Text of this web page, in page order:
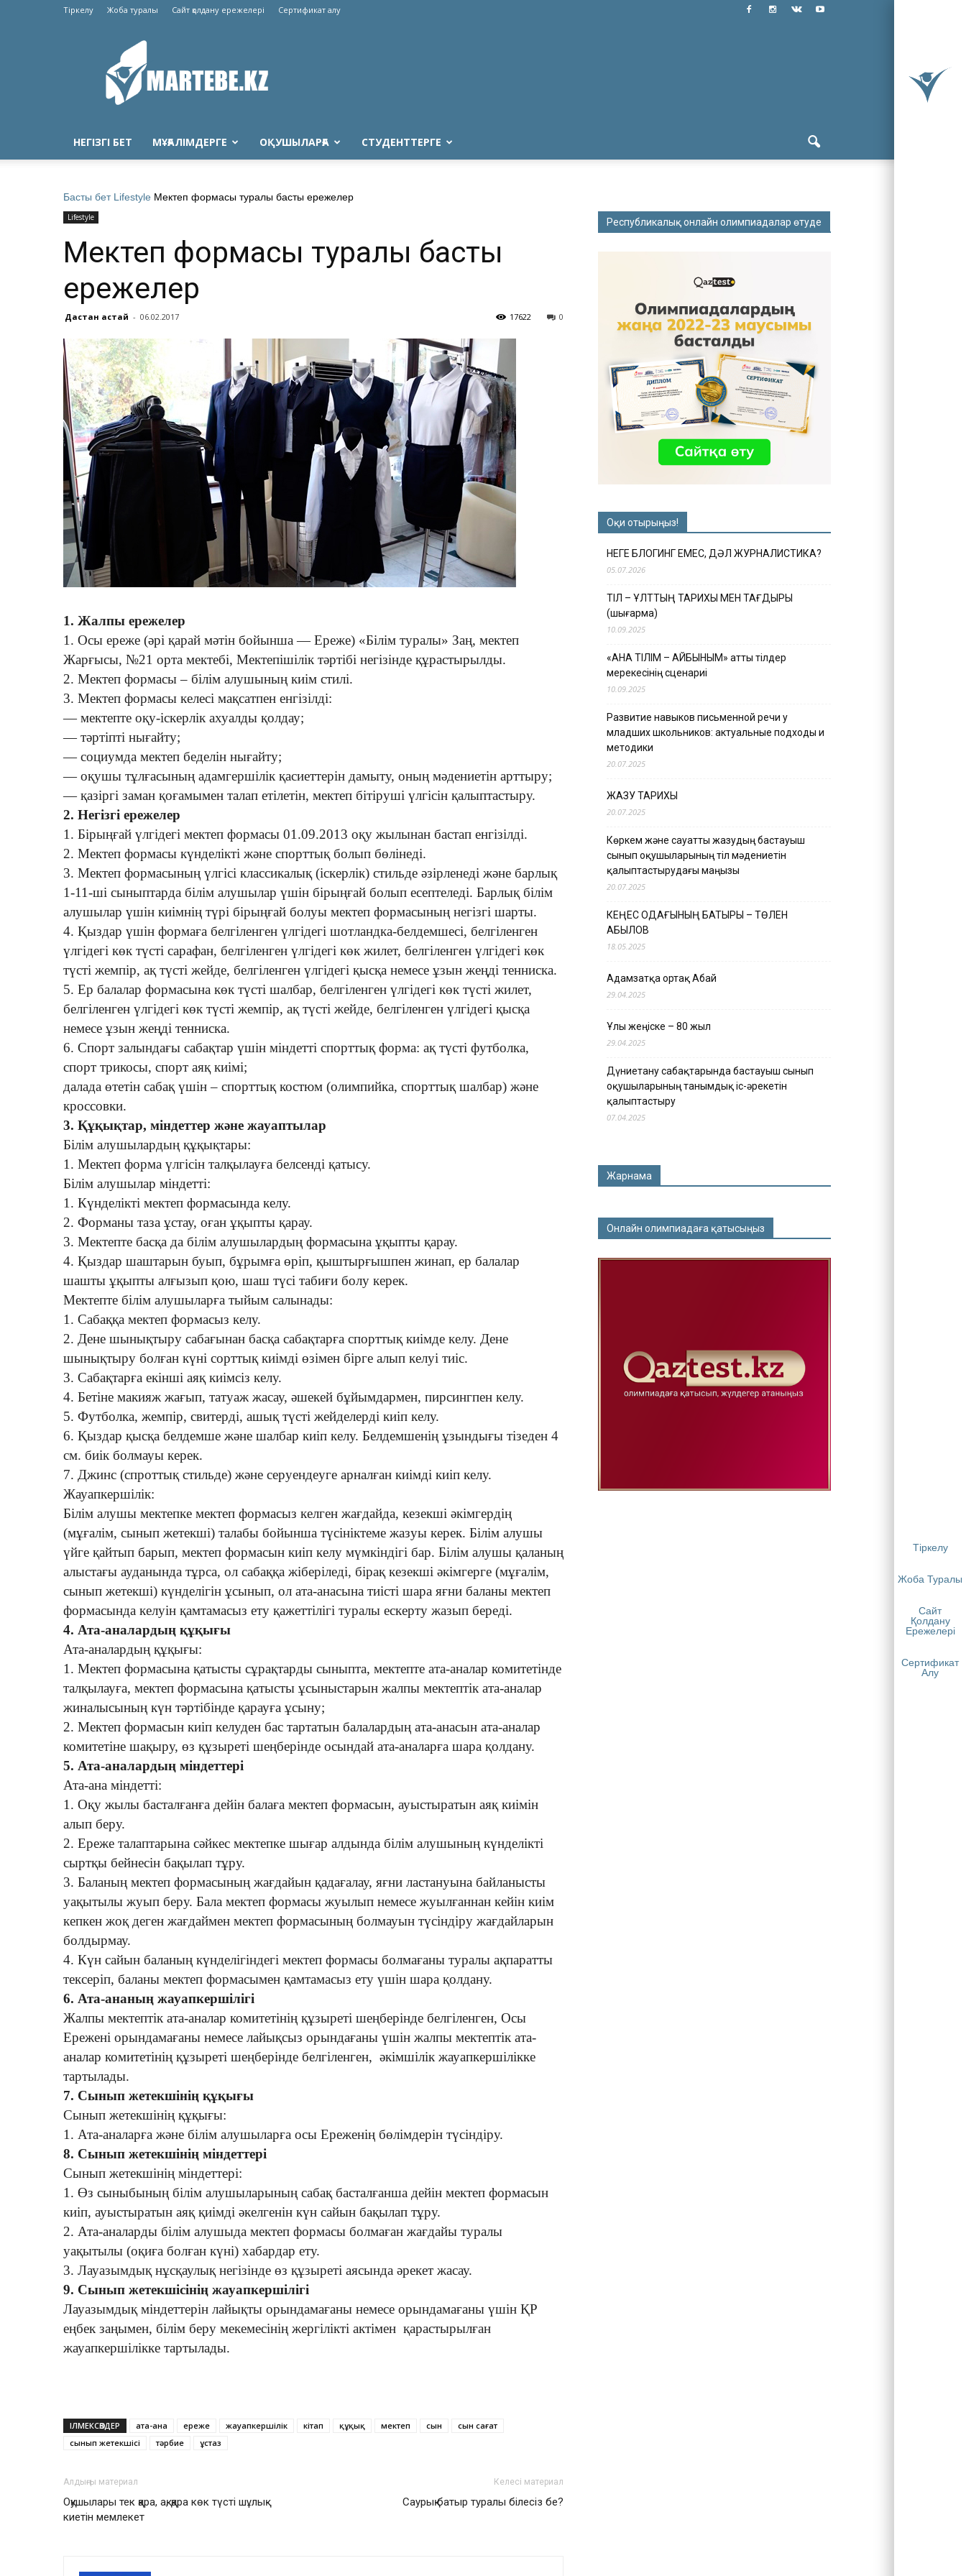
Тіркелу
Жоба Туралы
Сайт
Қолдану
Ережелері
Сертификат
Алу
Тіркелу Жоба туралы Сайт қолдану ережелері Сертификат алу
Martebe.kz
білім
сайты
НЕГІЗГІ БЕТ МҰҒАЛІМДЕРГЕ ОҚУШЫЛАРҒА СТУДЕНТТЕРГЕ
Басты бет Lifestyle Мектеп формасы туралы басты ережелер
Lifestyle
Мектеп формасы туралы басты
ережелер
Дастан Қастай - 06.02.2017 0
17622
1. Жалпы ережелер
1. Осы ереже (әрі қарай мәтін бойынша — Ереже) «Білім туралы» Заң, мектеп
Жарғысы, №21 орта мектебі, Мектепішілік тәртібі негізінде құрастырылды.
2. Мектеп формасы – білім алушының киім стилі.
3. Мектеп формасы келесі мақсатпен енгізілді:
— мектепте оқу-іскерлік ахуалды қолдау;
— тәртіпті нығайту;
— социумда мектеп беделін нығайту;
— оқушы тұлғасының адамгершілік қасиеттерін дамыту, оның мәдениетін арттыру;
— қазіргі заман қоғамымен талап етілетін, мектеп бітіруші үлгісін қалыптастыру.
2. Негізгі ережелер
1. Бірыңғай үлгідегі мектеп формасы 01.09.2013 оқу жылынан бастап енгізілді.
2. Мектеп формасы күнделікті және спорттық болып бөлінеді.
3. Мектеп формасының үлгісі классикалық (іскерлік) стильде әзірленеді және барлық
1-11-ші сыныптарда білім алушылар үшін бірыңғай болып есептеледі. Барлық білім
алушылар үшін киімнің түрі бірыңғай болуы мектеп формасының негізгі шарты.
4. Қыздар үшін формаға белгіленген үлгідегі шотландка-белдемшесі, белгіленген
үлгідегі көк түсті сарафан, белгіленген үлгідегі көк жилет, белгіленген үлгідегі көк
түсті жемпір, ақ түсті жейде, белгіленген үлгідегі қысқа немесе ұзын жеңді тенниска.
5. Ер балалар формасына көк түсті шалбар, белгіленген үлгідегі көк түсті жилет,
белгіленген үлгідегі көк түсті жемпір, ақ түсті жейде, белгіленген үлгідегі қысқа
немесе ұзын жеңді тенниска.
6. Спорт залындағы сабақтар үшін міндетті спорттық форма: ақ түсті футболка,
спорт трикосы, спорт аяқ киімі;
далада өтетін сабақ үшін – спорттық костюм (олимпийка, спорттық шалбар) және
кроссовки.
3. Құқықтар, міндеттер және жауаптылар
Білім алушылардың құқықтары:
1. Мектеп форма үлгісін талқылауға белсенді қатысу.
Білім алушылар міндетті:
1. Күнделікті мектеп формасында келу.
2. Форманы таза ұстау, оған ұқыпты қарау.
3. Мектепте басқа да білім алушылардың формасына ұқыпты қарау.
4. Қыздар шаштарын буып, бұрымға өріп, қыштырғышпен жинап, ер балалар
шашты ұқыпты алғызып қою, шаш түсі табиғи болу керек.
Мектепте білім алушыларға тыйым салынады:
1. Сабаққа мектеп формасыз келу.
2. Дене шынықтыру сабағынан басқа сабақтарға спорттық киімде келу. Дене
шынықтыру болған күні сорттық киімді өзімен бірге алып келуі тиіс.
3. Сабақтарға екінші аяқ киімсіз келу.
4. Бетіне макияж жағып, татуаж жасау, әшекей бұйымдармен, пирсингпен келу.
5. Футболка, жемпір, свитерді, ашық түсті жейделерді киіп келу.
6. Қыздар қысқа белдемше және шалбар киіп келу. Белдемшенің ұзындығы тізеден 4
см. биік болмауы керек.
7. Джинс (спроттық стильде) және серуендеуге арналған киімді киіп келу.
Жауапкершілік:
Білім алушы мектепке мектеп формасыз келген жағдайда, кезекші әкімгердің
(мұғалім, сынып жетекші) талабы бойынша түсініктеме жазуы керек. Білім алушы
үйге қайтып барып, мектеп формасын киіп келу мүмкіндігі бар. Білім алушы қаланың
алыстағы ауданында тұрса, ол сабаққа жіберіледі, бірақ кезекші әкімгерге (мұғалім,
сынып жетекші) күнделігін ұсынып, ол ата-анасына тиісті шара яғни баланы мектеп
формасында келуін қамтамасыз ету қажеттілігі туралы ескерту жазып береді.
4. Ата-аналардың құқығы
Ата-аналардың құқығы:
1. Мектеп формасына қатысты сұрақтарды сыныпта, мектепте ата-аналар комитетінде
талқылауға, мектеп формасына қатысты ұсыныстарын жалпы мектептік ата-аналар
жиналысының күн тәртібінде қарауға ұсыну;
2. Мектеп формасын киіп келуден бас тартатын балалардың ата-анасын ата-аналар
комитетіне шақыру, өз құзыреті шеңберінде осындай ата-аналарға шара қолдану.
5. Ата-аналардың міндеттері
Ата-ана міндетті:
1. Оқу жылы басталғанға дейін балаға мектеп формасын, ауыстыратын аяқ киімін
алып беру.
2. Ереже талаптарына сәйкес мектепке шығар алдында білім алушының күнделікті
сыртқы бейнесін бақылап тұру.
3. Баланың мектеп формасының жағдайын қадағалау, яғни ластануына байланысты
уақытылы жуып беру. Бала мектеп формасы жуылып немесе жуылғаннан кейін киім
кепкен жоқ деген жағдаймен мектеп формасының болмауын түсіндіру жағдайларын
болдырмау.
4. Күн сайын баланың күнделігіндегі мектеп формасы болмағаны туралы ақпаратты
тексеріп, баланы мектеп формасымен қамтамасыз ету үшін шара қолдану.
6. Ата-ананың жауапкершілігі
Жалпы мектептік ата-аналар комитетінің құзыреті шеңберінде белгіленген, Осы
Ережені орындамағаны немесе лайықсыз орындағаны үшін жалпы мектептік ата-
аналар комитетінің құзыреті шеңберінде белгіленген, әкімшілік жауапкершілікке
тартылады.
7. Сынып жетекшінің құқығы
Сынып жетекшінің құқығы:
1. Ата-аналарға және білім алушыларға осы Ереженің бөлімдерін түсіндіру.
8. Сынып жетекшінің міндеттері
Сынып жетекшінің міндеттері:
1. Өз сыныбының білім алушыларының сабақ басталғанша дейін мектеп формасын
киіп, ауыстыратын аяқ қиімді әкелгенін күн сайын бақылап тұру.
2. Ата-аналарды білім алушыда мектеп формасы болмаған жағдайы туралы
уақытылы (оқиға болған күні) хабардар ету.
3. Лауазымдық нұсқаулық негізінде өз құзыреті аясында әрекет жасау.
9. Сынып жетекшісінің жауапкершілігі
Лауазымдық міндеттерін лайықты орындамағаны немесе орындамағаны үшін ҚР
еңбек заңымен, білім беру мекемесінің жергілікті актімен қарастырылған
жауапкершілікке тартылады.
ІЛМЕКСӨЗДЕР ата-ана ереже жауапкершілік кітап құқық мектеп сын
сын сағат
сынып жетекшісі
тәрбие ұстаз
Алдыңғы материал
Оқушылары тек қара, ақ, қара көк түсті шұлық
киетін мемлекет
Келесі материал
Саурық батыр туралы білесіз бе?
Республикалық онлайн олимпиадалар өтуде
Оқи отырыңыз!
НЕГЕ БЛОГИНГ ЕМЕС, ДӘЛ ЖУРНАЛИСТИКА?
05.07.2026
ТІЛ – ҰЛТТЫҢ ТАРИХЫ МЕН ТАҒДЫРЫ
(шығарма)
10.09.2025
«АНА ТІЛІМ – АЙБЫНЫМ» атты тілдер
мерекесінің сценариі
10.09.2025
Развитие навыков письменной речи у
младших школьников: актуальные подходы и
методики
20.07.2025
ЖАЗУ ТАРИХЫ
20.07.2025
Көркем және сауатты жазудың бастауыш
сынып оқушыларының тіл мәдениетін
қалыптастырудағы маңызы
20.07.2025
КЕҢЕС ОДАҒЫНЫҢ БАТЫРЫ – ТӨЛЕН
ҚАБЫЛОВ
18.05.2025
Адамзатқа ортақ Абай
29.04.2025
Ұлы жеңіске – 80 жыл
29.04.2025
Дүниетану сабақтарында бастауыш сынып
оқушыларының танымдық іс-әрекетін
қалыптастыру
07.04.2025
Жарнама
Онлайн олимпиадаға қатысыңыз